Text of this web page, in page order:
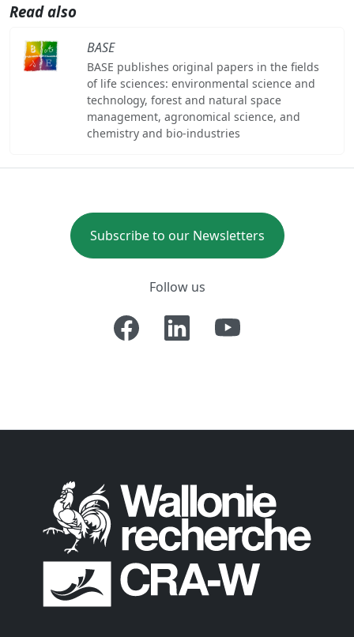
Read also
BASE
BASE publishes original papers in the fields
of life sciences: environmental science and
technology, forest and natural space
management, agronomical science, and
chemistry and bio-industries
Subscribe to our Newsletters
Follow us